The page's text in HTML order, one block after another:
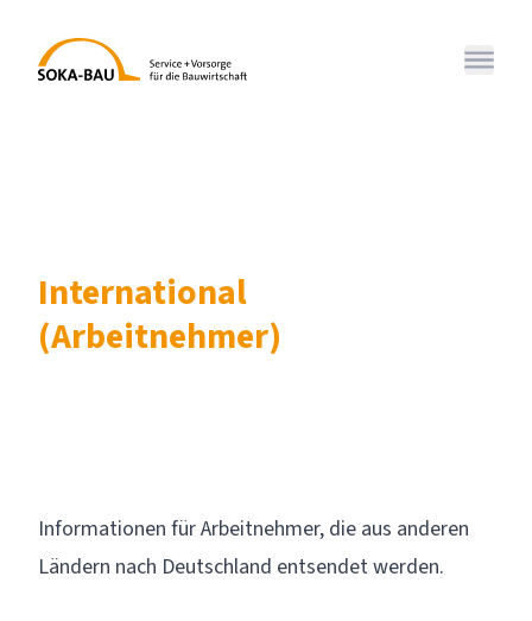
SOKA-BAU Menü
International
(Arbeitnehmer)
Informationen für Arbeitnehmer, die aus anderen
Ländern nach Deutschland entsendet werden.